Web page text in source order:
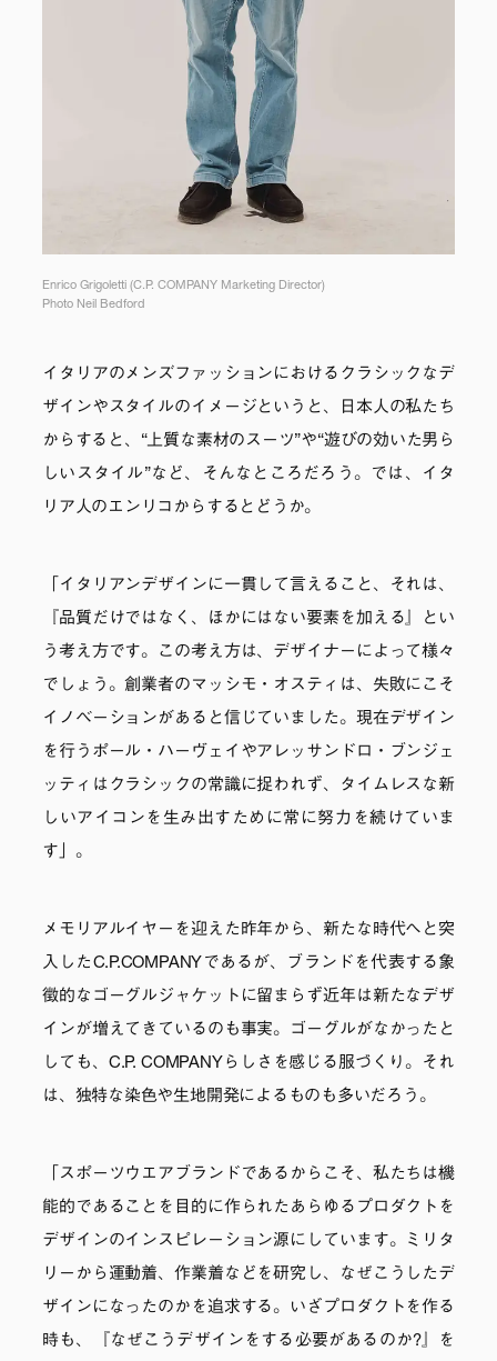
Enrico Grigoletti (C.P. COMPANY Marketing Director)
Photo Neil Bedford
イタリアのメンズファッションにおけるクラシックなデ
ザインやスタイルのイメージというと、日本人の私たち
からすると、“上質な素材のスーツ”や“遊びの効いた男ら
しいスタイル”など、そんなところだろう。では、イタ
リア人のエンリコからするとどうか。
「イタリアンデザインに一貫して言えること、それは、
『品質だけではなく、ほかにはない要素を加える』とい
う考え方です。この考え方は、デザイナーによって様々
でしょう。創業者のマッシモ・オスティは、失敗にこそ
イノベーションがあると信じていました。現在デザイン
を行うポール・ハーヴェイやアレッサンドロ・ブンジェ
ッティはクラシックの常識に捉われず、タイムレスな新
しいアイコンを生み出すために常に努力を続けていま
す」。
メモリアルイヤーを迎えた昨年から、新たな時代へと突
入したC.P.COMPANYであるが、ブランドを代表する象
徴的なゴーグルジャケットに留まらず近年は新たなデザ
インが増えてきているのも事実。ゴーグルがなかったと
しても、C.P. COMPANYらしさを感じる服づくり。それ
は、独特な染色や生地開発によるものも多いだろう。
「スポーツウエアブランドであるからこそ、私たちは機
能的であることを目的に作られたあらゆるプロダクトを
デザインのインスピレーション源にしています。ミリタ
リーから運動着、作業着などを研究し、なぜこうしたデ
ザインになったのかを追求する。いざプロダクトを作る
時も、『なぜこうデザインをする必要があるのか?』を